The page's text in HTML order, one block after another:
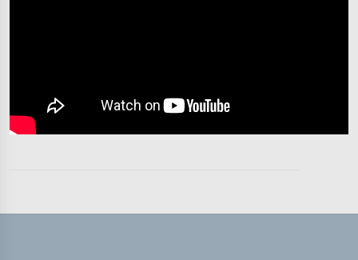
تفسیر قرآن سورہ ‎الأحزاب‎